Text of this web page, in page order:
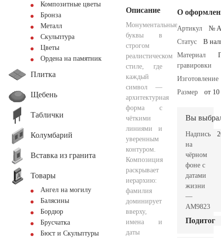
Композитные цветы
Бронза
Металл
Скульптура
Цветы
Ордена на памятник
Плитка
Щебень
Таблички
Колумбарий
Вставка из гранита
Товары
Ангел на могилу
Балясины
Бордюр
Брусчатка
Бюст и Скульптуры
Описание
Монументальные
буквы в
строгом
реалистическом
стиле, где
каждый
символ —
архитектурная
форма с
чёткими
линиями и
уверенным
контуром.
Композиция
раскрывает
иерархию:
фамилия
доминирует
вверху,
имена и
даты
О
Артикул
№
Статус
В
Материал
гравировки
Изготовление
Размер
от
Вы
Надпись
на
чёрном
фоне с
датами
жизни
—
AM9823
Подитог